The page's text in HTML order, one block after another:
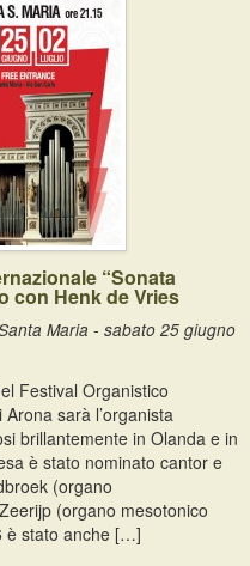
“Sonata
con Henk de Vries
Maria - sabato 25 giugno
Festival Organistico
sarà l’organista
brillantemente in Olanda e in
è stato nominato cantor e
(organo
(organo mesotonico
è stato anche […]